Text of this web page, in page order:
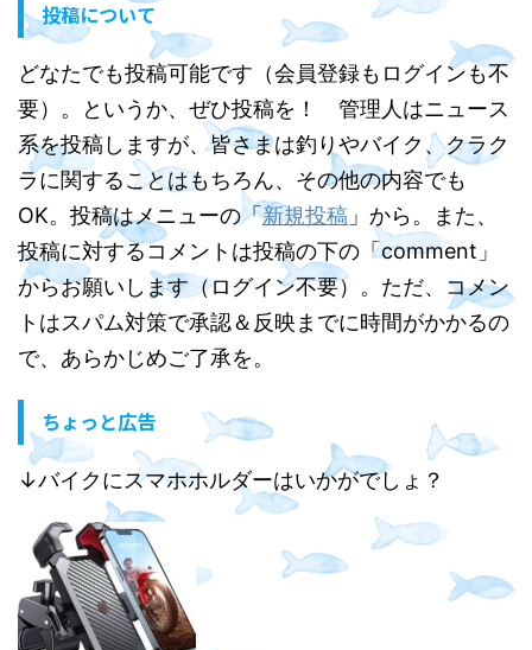
投稿について
どなたでも投稿可能です（会員登録もログインも不
要）。というか、ぜひ投稿を！ 管理人はニュース
系を投稿しますが、皆さまは釣りやバイク、クラク
ラに関することはもちろん、その他の内容でも
OK。投稿はメニューの「新規投稿 」から。また、
投稿に対するコメントは投稿の下の「comment」
からお願いします（ログイン不要）。ただ、コメン
トはスパム対策で承認＆反映までに時間がかかるの
で、あらかじめご了承を。
ちょっと広告
↓バイクにスマホホルダーはいかがでしょ？